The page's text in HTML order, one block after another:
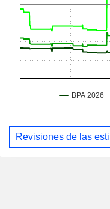
Revisiones de las